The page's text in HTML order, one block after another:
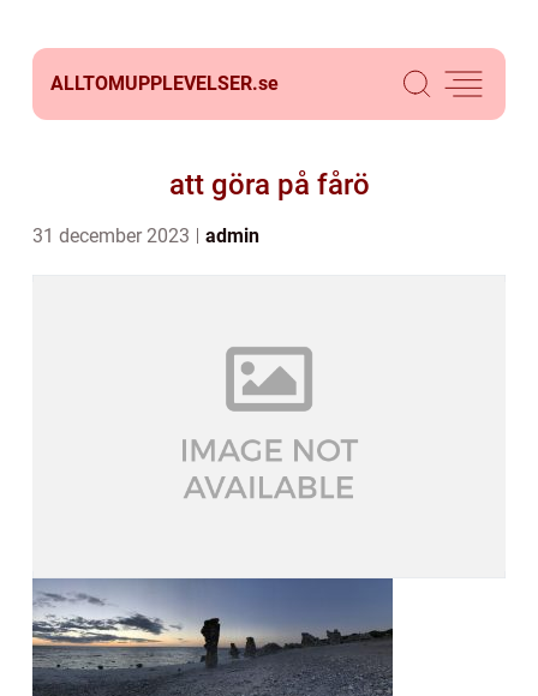
ALLTOMUPPLEVELSER.se
att göra på fårö
31 december 2023 admin